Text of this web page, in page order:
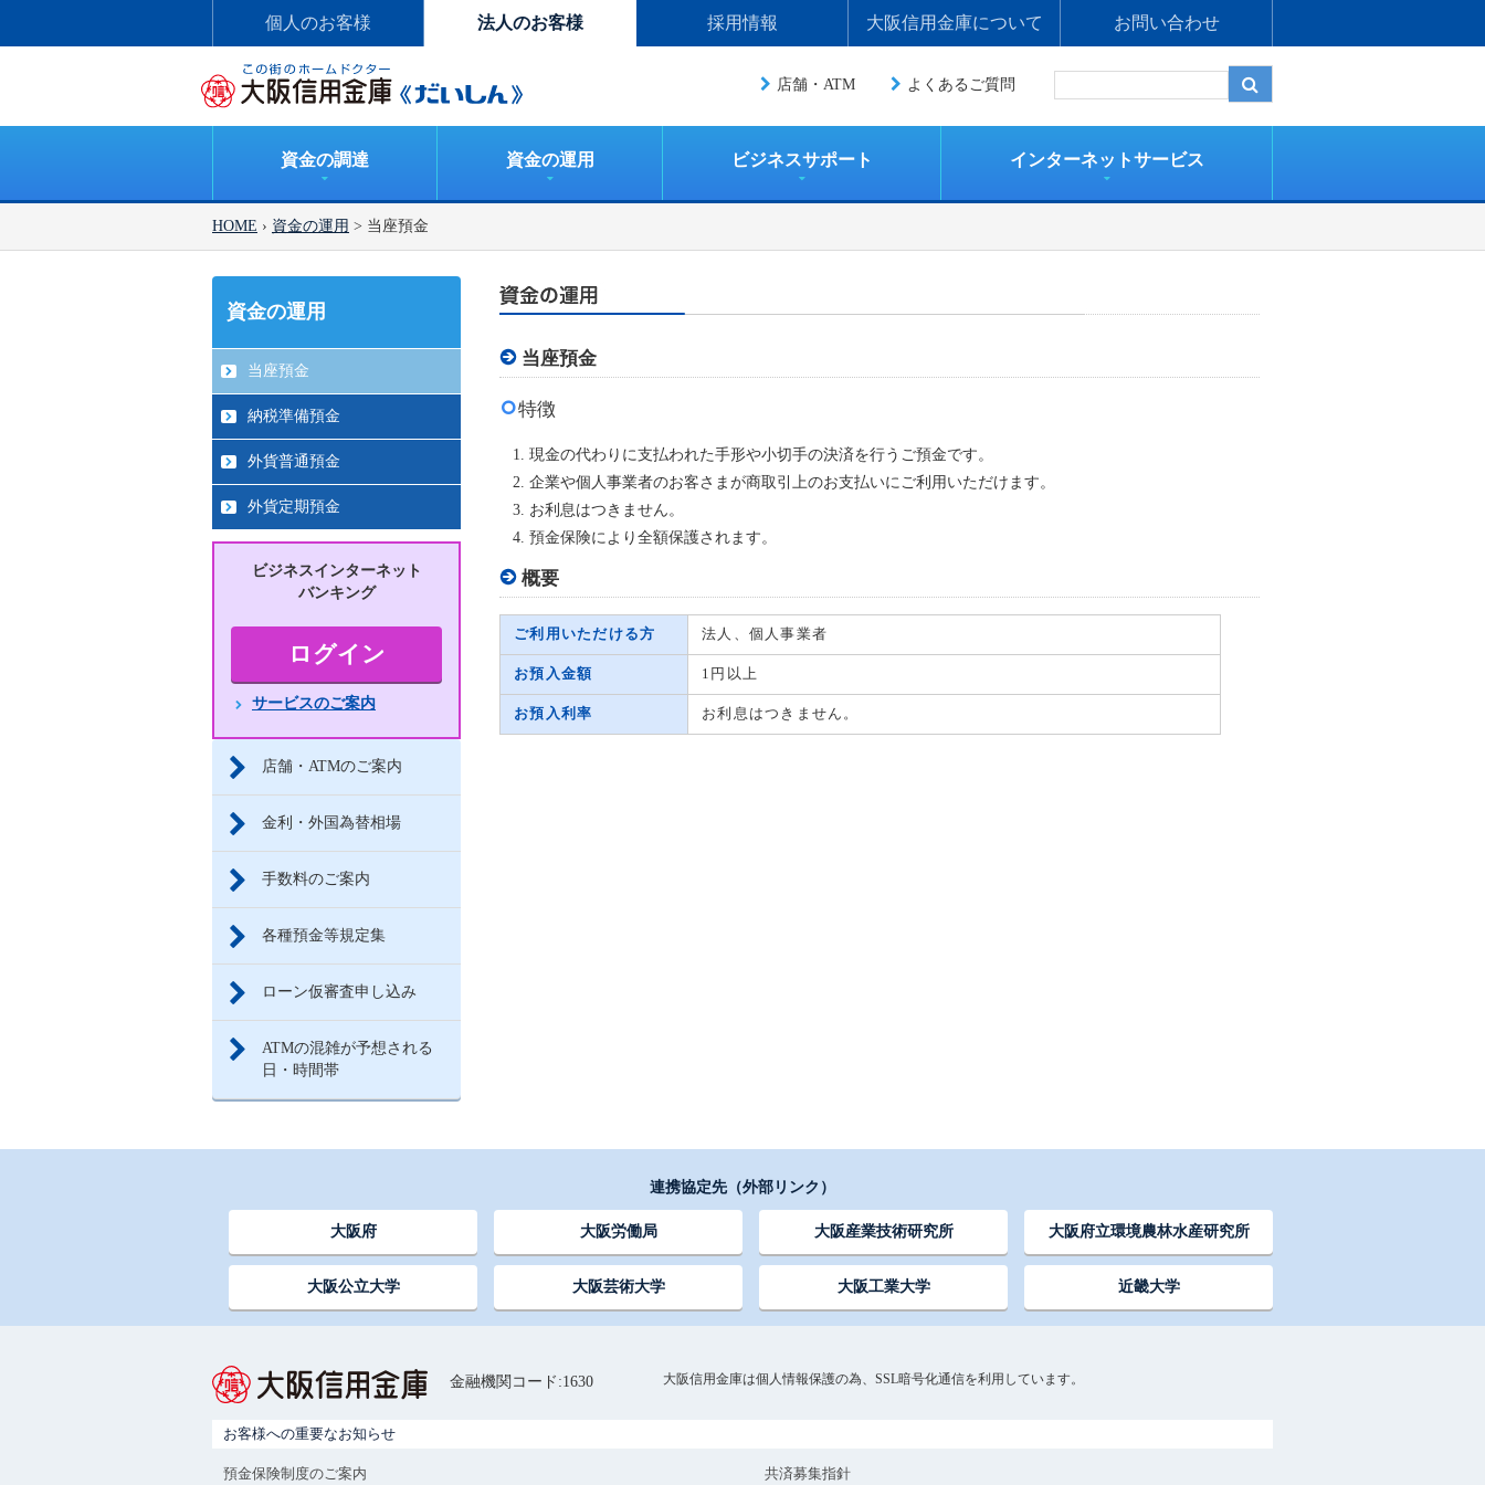
個人のお客様 法人のお客様 採用情報 大阪信用金庫について お問い合わせ
店舗・ATM よくあるご質問
資金の調達 資金の運用 ビジネスサポート インターネットサービス
HOME › 資金の運用 > 当座預金
当座預金
特徴
現金の代わりに支払われた手形や小切手の決済を行うご預金です。
企業や個人事業者のお客さまが商取引上のお支払いにご利用いただけます。
お利息はつきません。
預金保険により全額保護されます。
概要
ご利用いただける方 法人、個人事業者
お預入金額 1円以上
お預入利率 お利息はつきません。
資金の運用
当座預金
納税準備預金
外貨普通預金
外貨定期預金
ビジネスインターネット
バンキング
ログイン
サービスのご案内
店舗・ATMのご案内
金利・外国為替相場
手数料のご案内
各種預金等規定集
ローン仮審査申し込み
ATMの混雑が予想される
日・時間帯
連携協定先（外部リンク）
大阪府 大阪労働局 大阪産業技術研究所 大阪府立環境農林水産研究所
大阪公立大学 大阪芸術大学 大阪工業大学 近畿大学
金融機関コード:1630 大阪信用金庫は個人情報保護の為、SSL暗号化通信を利用しています。
お客様への重要なお知らせ
預金保険制度のご案内 共済募集指針